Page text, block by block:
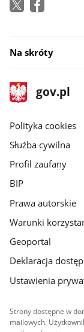
Na skróty
stopka
gov.pl
Strona
gov.pl
gov.pl
Polityka cookies
Służba cywilna
Profil zaufany
BIP
Prawa autorskie
Warunki
Geoportal
Deklaracja
Ustawienia
Strony dostępne w
mailowych.